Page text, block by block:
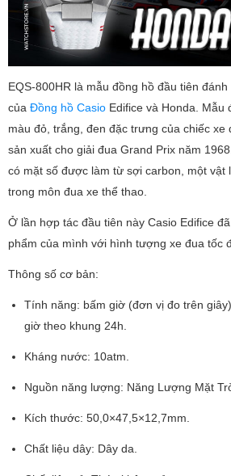
EQS-800HR là mẫu đồng hồ đầu tiên
của Đồng hồ Casio Edifice và Honda. Mẫu
màu đỏ, trắng, đen đặc trưng của chiếc xe
sản xuất cho giải đua Grand Prix năm
có mặt số được làm từ sợi carbon, một vật
trong môn đua xe thể thao.
Ở lần hợp tác đầu tiên này Casio Edifice
phẩm của mình với hình tượng xe đua tốc
Thông số cơ bản:
Tính năng: bấm giờ (đơn vị đo trên
giờ theo khung 24h.
Kháng nước: 10atm.
Nguồn năng lượng: Năng Lượng Mặt
Kích thước: 50,0×47,5×12,7mm.
Chất liệu dây: Dây da.